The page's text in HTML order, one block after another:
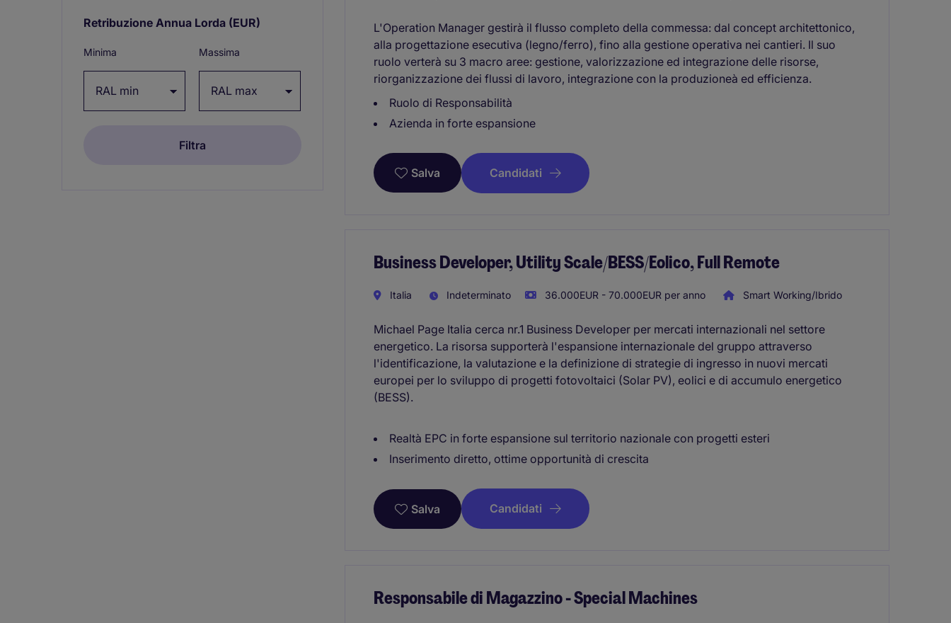
Retribuzione Annua Lorda (EUR)
Minima Massima
L'Operation Manager gestirà il flusso completo della commessa: dal concept architettonico,
alla progettazione esecutiva (legno/ferro), fino alla gestione operativa nei cantieri. Il suo
ruolo verterà su 3 macro aree: gestione, valorizzazione ed integrazione delle risorse,
riorganizzazione dei flussi di lavoro, integrazione con la produzioneà ed efficienza.
Ruolo di Responsabilità
Azienda in forte espansione
Salva Candidati
Business Developer, Utility Scale/BESS/Eolico, Full Remote
Italia Indeterminato 36.000EUR - 70.000EUR per anno Smart Working/Ibrido
Michael Page Italia cerca nr.1 Business Developer per mercati internazionali nel settore
energetico. La risorsa supporterà l'espansione internazionale del gruppo attraverso
l'identificazione, la valutazione e la definizione di strategie di ingresso in nuovi mercati
europei per lo sviluppo di progetti fotovoltaici (Solar PV), eolici e di accumulo energetico
(BESS).
Realtà EPC in forte espansione sul territorio nazionale con progetti esteri
Inserimento diretto, ottime opportunità di crescita
Salva Candidati
Responsabile di Magazzino - Special Machines